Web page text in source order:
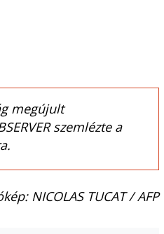
megújult
szemlézte a
NICOLAS TUCAT / AFP